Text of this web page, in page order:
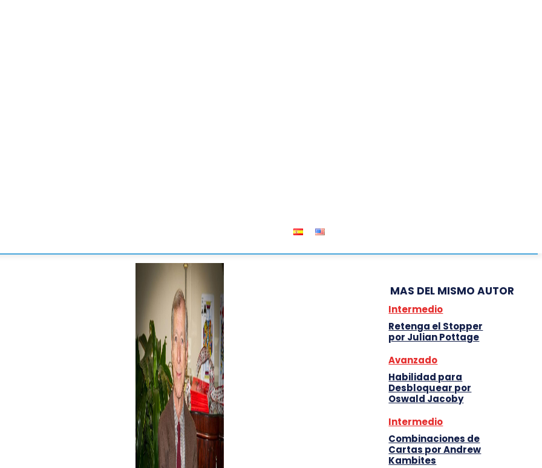
MAS DEL MISMO AUTOR
Intermedio
Retenga el Stopper
por Julian Pottage
Avanzado
Habilidad para
Desbloquear por
Oswald Jacoby
Intermedio
Combinaciones de
Cartas por Andrew
Kambites